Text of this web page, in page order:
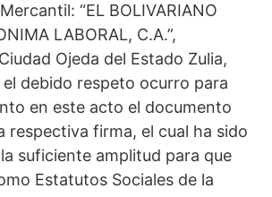
“EL BOLIVARIANO
LABORAL, C.A.”,
Ojeda del Estado Zulia,
debido respeto ocurro para
en este acto el documento
respectiva firma, el cual ha sido
suficiente amplitud para que
Estatutos Sociales de la